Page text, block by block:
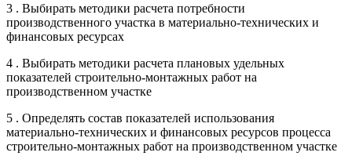
3 . Выбирать методики расчета потребности
производственного участка в материально-технических и
финансовых ресурсах
4 . Выбирать методики расчета плановых удельных
показателей строительно-монтажных работ на
производственном участке
5 . Определять состав показателей использования
материально-технических и финансовых ресурсов процесса
строительно-монтажных работ на производственном участке